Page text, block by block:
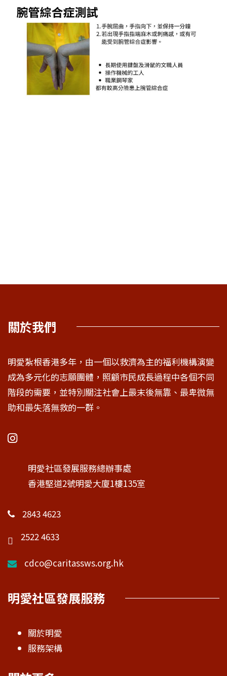
關於我們
明愛紮根香港多年，由一個以救濟為主的福利機構演變
成為多元化的志願團體，照顧市民成長過程中各個不同
階段的需要，並特別關注社會上最末後無靠、最卑微無
助和最失落無救的一群。
明愛社區發展服務總辦事處
香港堅道2號明愛大廈1樓135室
2843 4623
2522 4633
cdco@caritassws.org.hk
明愛社區發展服務
關於明愛
服務架構